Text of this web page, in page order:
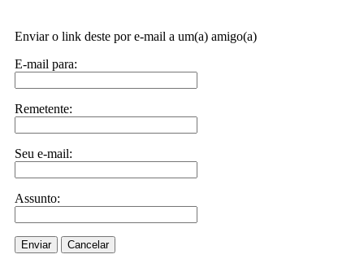
Enviar o link deste por e-mail a um(a) amigo(a)
E-mail para:
Remetente:
Seu e-mail:
Assunto:
Enviar Cancelar